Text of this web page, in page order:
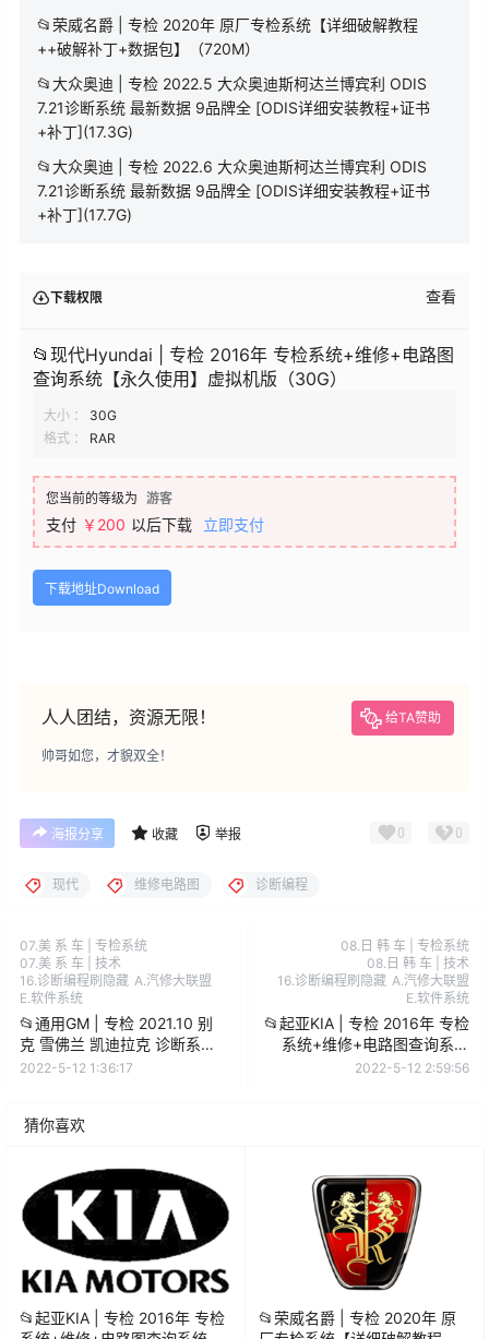
📂荣威名爵 | 专检 2020年 原厂专检系统【详细破解教程
++破解补丁+数据包】（720M）
📂大众奥迪 | 专检 2022.5 大众奥迪斯柯达兰博宾利 ODIS
7.21诊断系统 最新数据 9品牌全 [ODIS详细安装教程+证书
+补丁](17.3G)
📂大众奥迪 | 专检 2022.6 大众奥迪斯柯达兰博宾利 ODIS
7.21诊断系统 最新数据 9品牌全 [ODIS详细安装教程+证书
+补丁](17.7G)
下载权限 查看
📂现代Hyundai | 专检 2016年 专检系统+维修+电路图
查询系统【永久使用】虚拟机版（30G）
大小 ：
30G
格式 ：
RAR
您当前的等级为 游客
支付 ￥200 以后下载 立即支付
下载地址Download
人人团结，资源无限！ 给TA赞助
帅哥如您，才貌双全！
海报分享 收藏 举报 0 0
现代 维修电路图 诊断编程
07.美 系 车 | 专检系统
07.美 系 车 | 技术
16.诊断编程刷隐藏 A.汽修大联盟
E.软件系统
📂通用GM | 专检 2021.10 别
克 雪佛兰 凯迪拉克 诊断系统
GDS【无限期】虚拟机版
2022-5-12 1:36:17
08.日 韩 车 | 专检系统
08.日 韩 车 | 技术
16.诊断编程刷隐藏 A.汽修大联盟
E.软件系统
📂起亚KIA | 专检 2016年 专检
系统+维修+电路图查询系统
【永久使用】虚拟机版
2022-5-12 2:59:56
猜你喜欢
📂起亚KIA | 专检 2016年 专检
📂荣威名爵 | 专检 2020年 原